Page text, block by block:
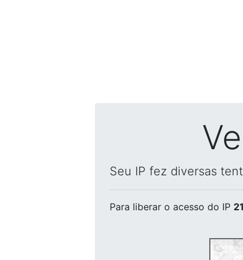
Seu IP fez diversas
Para liberar o acesso do IP